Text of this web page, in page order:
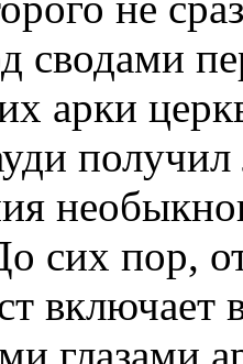
сводами
арки
сих пор,
включает
глазами